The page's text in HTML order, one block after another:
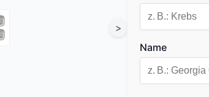
>
Name